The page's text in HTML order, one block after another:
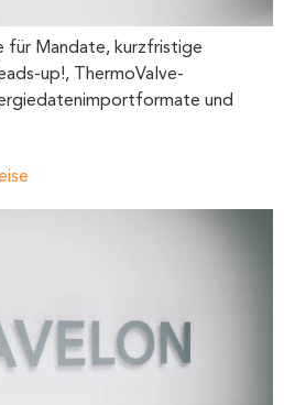
für Mandate, kurzfristige
up!, ThermoValve-
und